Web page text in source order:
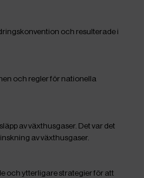
och resulterade i
och regler för nationella
av växthusgaser. Det var det
av växthusgaser.
och ytterligare strategier för att